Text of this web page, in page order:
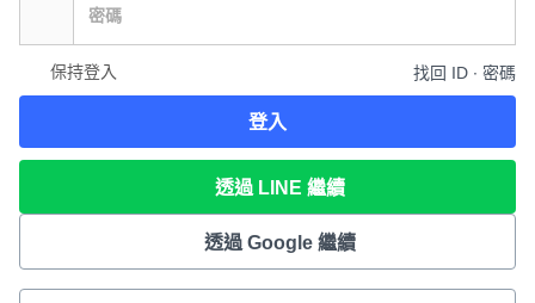
保持登入 找回 ID ∙ 密碼
登入
透過 LINE 繼續
透過 Google 繼續